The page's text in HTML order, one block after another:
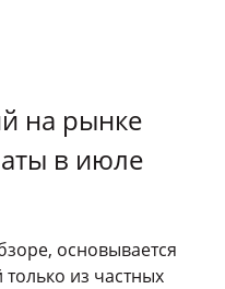
на рынке
в июле
основывается
из частных